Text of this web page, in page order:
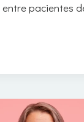
pacientes